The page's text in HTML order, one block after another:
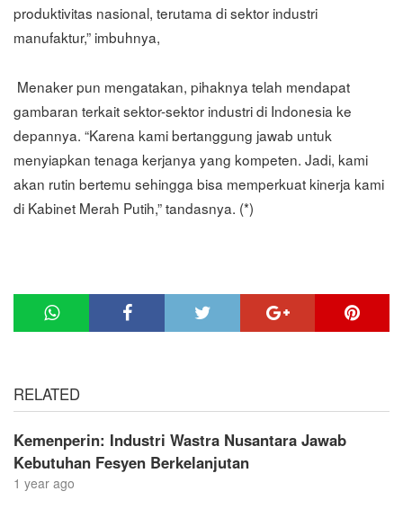
produktivitas nasional, terutama di sektor industri
manufaktur,” imbuhnya,
Menaker pun mengatakan, pihaknya telah mendapat
gambaran terkait sektor-sektor industri di Indonesia ke
depannya. “Karena kami bertanggung jawab untuk
menyiapkan tenaga kerjanya yang kompeten. Jadi, kami
akan rutin bertemu sehingga bisa memperkuat kinerja kami
di Kabinet Merah Putih,” tandasnya. (*)
RELATED
Kemenperin: Industri Wastra Nusantara Jawab
Kebutuhan Fesyen Berkelanjutan
1 year ago